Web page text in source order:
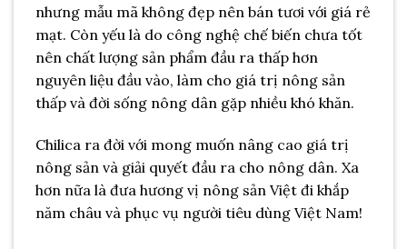
nhưng mẫu mã không đẹp nên bán tươi với giá rẻ
mạt. Còn yếu là do công nghệ chế biến chưa tốt
nên chất lượng sản phẩm đầu ra thấp hơn
nguyên liệu đầu vào, làm cho giá trị nông sản
thấp và đời sống nông dân gặp nhiều khó khăn.
Chilica ra đời với mong muốn nâng cao giá trị
nông sản và giải quyết đầu ra cho nông dân. Xa
hơn nữa là đưa hương vị nông sản Việt đi khắp
năm châu và phục vụ người tiêu dùng Việt Nam!